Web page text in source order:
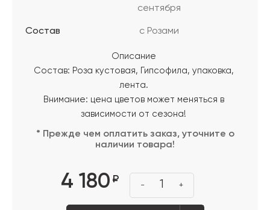
сентября
Состав с Розами
Описание
Состав: Роза кустовая, Гипсофила, упаковка,
лента.
Внимание: цена цветов может меняться в
зависимости от сезона!
* Прежде чем оплатить заказ, уточните о
наличии товара!
4 180 ₽
- 1 +